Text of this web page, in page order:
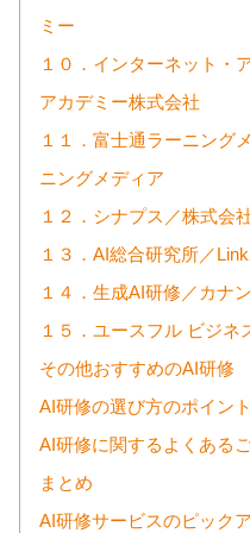
ミー
１０．インターネット・
アカデミー株式会社
１１．富士通ラーニング
ニングメディア
１２．シナプス／株式会
１３．AI総合研究所／
１４．生成AI研修／カナ
１５．ユースフル ビジネ
その他おすすめのAI研修
AI研修の選び方のポイント
AI研修に関するよくある
まとめ
AI研修サービスのピック